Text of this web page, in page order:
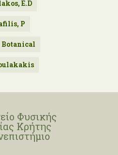
E.D
P
Botanical
Φυσικής
Κρήτης